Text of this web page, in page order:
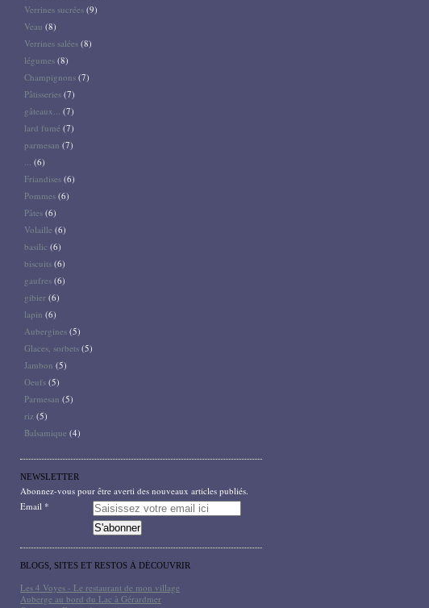
Verrines sucrées (9)
Veau (8)
Verrines salées (8)
légumes (8)
Champignons (7)
Pâtisseries (7)
gâteaux... (7)
lard fumé (7)
parmesan (7)
... (6)
Friandises (6)
Pommes (6)
Pâtes (6)
Volaille (6)
basilic (6)
biscuits (6)
gaufres (6)
gibier (6)
lapin (6)
Aubergines (5)
Glaces, sorbets (5)
Jambon (5)
Oeufs (5)
Parmesan (5)
riz (5)
Balsamique (4)
NEWSLETTER
Abonnez-vous pour être averti des nouveaux articles publiés.
Email
BLOGS, SITES ET RESTOS À DÉCOUVRIR
Les 4 Voyes - Le restaurant de mon village
Auberge au bord du Lac à Gérardmer